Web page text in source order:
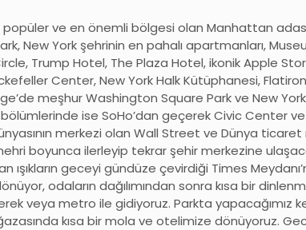
popüler ve en önemli bölgesi olan Manhattan
New York şehrinin en pahalı apartmanları,
Trump Hotel, The Plaza Hotel, ikonik Apple
Center, New York Halk Kütüphanesi,
meşhur Washington Square Park ve New
ise SoHo’dan geçerek Civic Center
merkezi olan Wall Street ve Dünya
boyunca ilerleyip tekrar şehir merkezine
ışıkların geceyi gündüze çevirdiği Times
odaların dağılımından sonra kısa bir
veya metro ile gidiyoruz. Parkta yapacağımız
kısa bir mola ve otelimize dönüyoruz.